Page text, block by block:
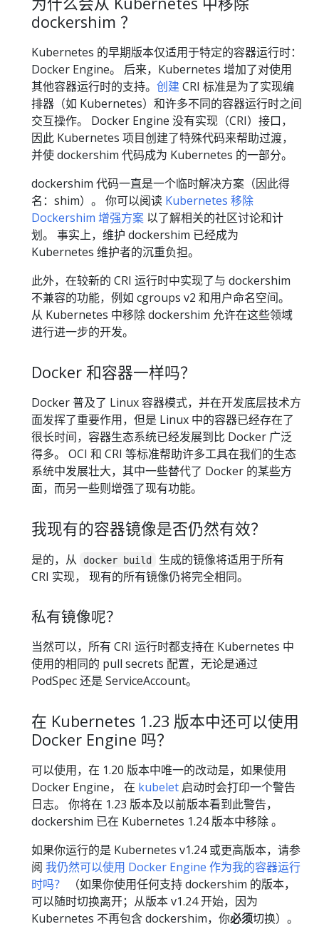
dockershim ？
Kubernetes 的早期版本仅适用于特定的容器运行时：
Docker Engine。 后来，Kubernetes 增加了对使用
其他容器运行时的支持。 创建CRI 标准是为了实现编
排器（如 Kubernetes）和许多不同的容器运行时之间
交互操作。 Docker Engine 没有实现（CRI）接口，
因此 Kubernetes 项目创建了特殊代码来帮助过渡，
并使 dockershim 代码成为 Kubernetes 的一部分。
dockershim 代码一直是一个临时解决方案（因此得
名：shim）。 你可以阅读 Kubernetes 移除
Dockershim 增强方案 以了解相关的社区讨论和计
划。 事实上，维护 dockershim 已经成为
Kubernetes 维护者的沉重负担。
此外，在较新的 CRI 运行时中实现了与 dockershim
不兼容的功能，例如 cgroups v2 和用户命名空间。
从 Kubernetes 中移除 dockershim 允许在这些领域
进行进一步的开发。
Docker 和容器一样吗？
Docker 普及了 Linux 容器模式，并在开发底层技术方
面发挥了重要作用，但是 Linux 中的容器已经存在了
很长时间，容器生态系统已经发展到比 Docker 广泛
得多。 OCI 和 CRI 等标准帮助许多工具在我们的生态
系统中发展壮大，其中一些替代了 Docker 的某些方
面，而另一些则增强了现有功能。
我现有的容器镜像是否仍然有效？
是的，从 docker build
生成的镜像将适用于所有
CRI 实现， 现有的所有镜像仍将完全相同。
私有镜像呢？
当然可以，所有 CRI 运行时都支持在 Kubernetes 中
使用的相同的 pull secrets 配置，无论是通过
PodSpec 还是 ServiceAccount。
在 Kubernetes 1.23 版本中还可以使用
Docker Engine 吗？
可以使用，在 1.20 版本中唯一的改动是，如果使用
Docker Engine， 在 kubelet 启动时会打印一个警告
日志。 你将在 1.23 版本及以前版本看到此警告，
dockershim 已在 Kubernetes 1.24 版本中移除 。
如果你运行的是 Kubernetes v1.24 或更高版本，请参
阅 我仍然可以使用 Docker Engine 作为我的容器运行
时吗？
（如果你使用任何支持 dockershim 的版本，
可以随时切换离开；从版本 v1.24 开始，因为
Kubernetes 不再包含 dockershim，你必须切换）。